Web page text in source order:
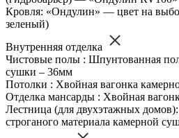
Кровля: «Ондулин» — цвет на
зеленый)
Внутренняя отделка
Чистовые полы : Шпунтованная
сушки – 36мм
Потолки : Хвойная вагонка
Отделка мансарды : Хвойная
Лестница (для двухэтажных
строганого материала камерной